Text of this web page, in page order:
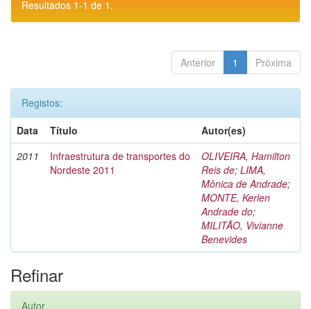
Resultados 1-1 de 1.
Anterior 1 Próxima
Registos:
Data
Título
Autor(es)
2011
Infraestrutura de transportes do
Nordeste 2011
OLIVEIRA, Hamilton
Reis de; LIMA,
Mônica de Andrade;
MONTE, Kerlen
Andrade do;
MILITÃO, Vivianne
Benevides
Refinar
Autor